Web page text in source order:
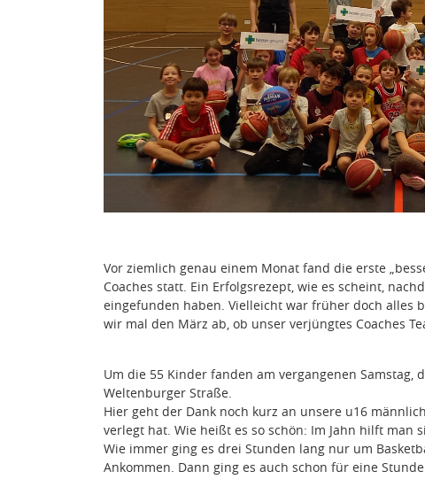
Vor ziemlich genau einem Monat fand die erste
Coaches statt. Ein Erfolgsrezept, wie es scheint,
eingefunden haben. Vielleicht war früher doch alles
wir mal den März ab, ob unser verjüngtes Coaches
Um die 55 Kinder fanden am vergangenen Samstag,
Weltenburger Straße.
Hier geht der Dank noch kurz an unsere u16
verlegt hat. Wie heißt es so schön: Im Jahn hilft man
Wie immer ging es drei Stunden lang nur um
Ankommen. Dann ging es auch schon für eine